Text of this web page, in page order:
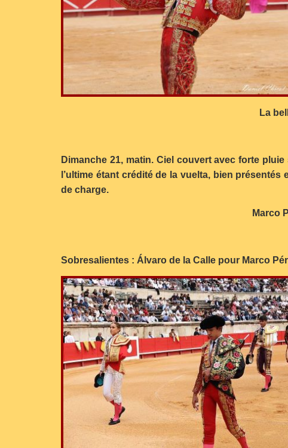
La
Dimanche 21, matin. Ciel couvert avec forte
l’ultime étant crédité de la vuelta, bien
de charge.
Marco
Sobresalientes : Álvaro de la Calle pour Marco